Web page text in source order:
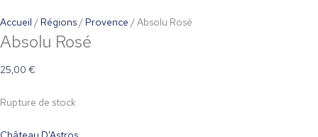
Accueil / Régions/ Provence / Absolu Rosé
Absolu Rosé
25,00 €
Rupture de stock